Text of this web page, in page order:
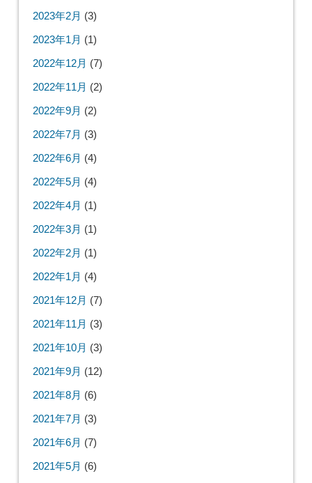
2023年2月 (3)
2023年1月 (1)
2022年12月 (7)
2022年11月 (2)
2022年9月 (2)
2022年7月 (3)
2022年6月 (4)
2022年5月 (4)
2022年4月 (1)
2022年3月 (1)
2022年2月 (1)
2022年1月 (4)
2021年12月 (7)
2021年11月 (3)
2021年10月 (3)
2021年9月 (12)
2021年8月 (6)
2021年7月 (3)
2021年6月 (7)
2021年5月 (6)